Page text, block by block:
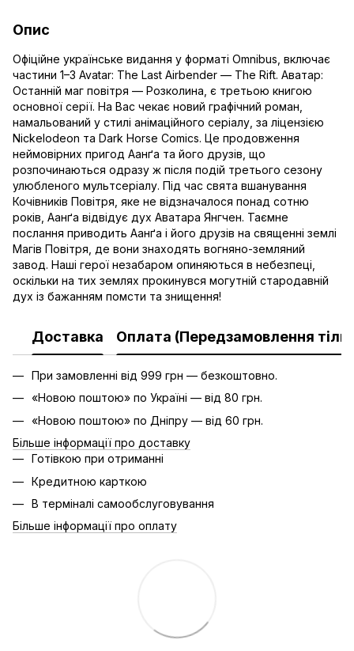
Опис
Офіційне українське видання у форматі Omnibus, включає
частини 1–3 Avatar: The Last Airbender — The Rift. Аватар:
Останній маг повітря — Розколина, є третьою книгою
основної серії. На Вас чекає новий графічний роман,
намальований у стилі анімаційного серіалу, за ліцензією
Niсkelodeon та Dark Horse Comics. Це продовження
неймовірних пригод Аанґа та його друзів, що
розпочинаються одразу ж після подій третього сезону
улюбленого мультсеріалу. Під час свята вшанування
Кочівників Повітря, яке не відзначалося понад сотню
років, Аанґа відвідує дух Аватара Янгчен. Таємне
послання приводить Аанґа і його друзів на священні землі
Магів Повітря, де вони знаходять вогняно-земляний
завод. Наші герої незабаром опиняються в небезпеці,
оскільки на тих землях прокинувся могутній стародавній
дух із бажанням помсти та знищення!
Доставка Оплата (Передзамовлення
При замовленні від 999 грн — безкоштовно.
«Новою поштою» по Україні — від 80 грн.
«Новою поштою» по Дніпру — від 60 грн.
Більше інформації про доставку
Готівкою при отриманні
Кредитною карткою
В терміналі самообслуговування
Більше інформації про оплату